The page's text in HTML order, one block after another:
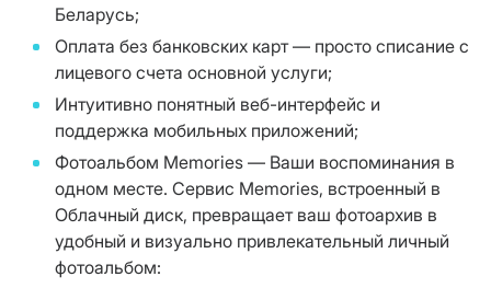
Беларусь;
Оплата без банковских карт — просто списание с
лицевого счета основной услуги;
Интуитивно понятный веб-интерфейс и
поддержка мобильных приложений;
Фотоальбом Memories — Ваши воспоминания в
одном месте. Сервис Memories, встроенный в
Облачный диск, превращает ваш фотоархив в
удобный и визуально привлекательный личный
фотоальбом: